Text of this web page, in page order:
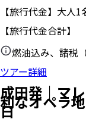
【旅行代金】大人
【旅行代金合計】
燃油込み、諸税
ツアー詳細
成田発｜マ
利なオペラ
日